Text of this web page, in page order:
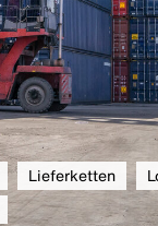
international
Lieferketten